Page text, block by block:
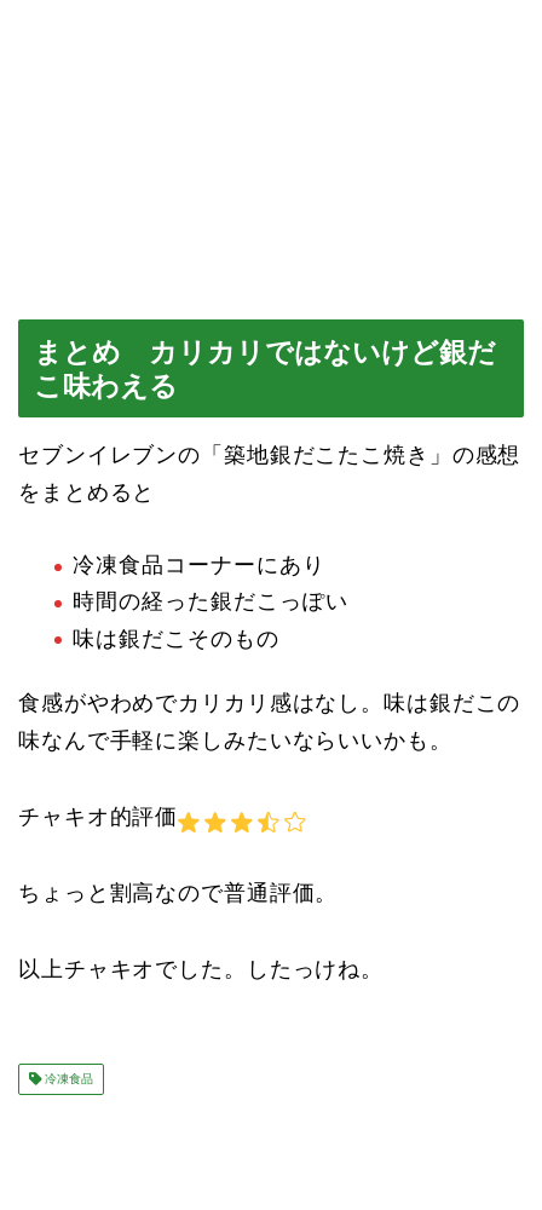
まとめ カリカリではないけど銀だ
こ味わえる
セブンイレブンの「築地銀だこたこ焼き」の感想
をまとめると
冷凍食品コーナーにあり
時間の経った銀だこっぽい
味は銀だこそのもの
食感がやわめでカリカリ感はなし。味は銀だこの
味なんで手軽に楽しみたいならいいかも。
チャキオ的評価
ちょっと割高なので普通評価。
以上チャキオでした。したっけね。
冷凍食品